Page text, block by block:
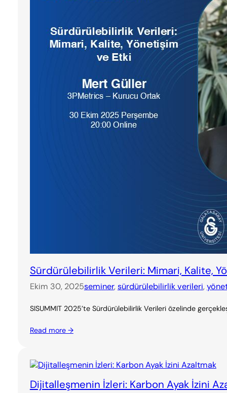
Sürdürülebilirlik Verileri: Mimari, Kalite,
Ekim 30, 2025seminer, sürdürülebilirlik verileri,
SISUMMIT 2025’te Sürdürülebilirlik Verileri özelinde
Read more →
Dijitalleşmenin İzleri: Karbon Ayak İzini